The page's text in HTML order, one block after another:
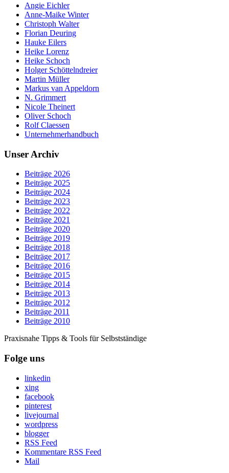
Angie Eichler
Anne-Maike Winter
Christoph Walter
Florian Deuring
Hauke Eilers
Heike Lorenz
Heike Schoch
Holger Schöttelndreier
Martin Müller
Markus van Appeldorn
N. Grimmert
Nicole Theinert
Oliver Schoch
Rolf Claessen
Unternehmerhandbuch
Unser Archiv
Beiträge 2026
Beiträge 2025
Beiträge 2024
Beiträge 2023
Beiträge 2022
Beiträge 2021
Beiträge 2020
Beiträge 2019
Beiträge 2018
Beiträge 2017
Beiträge 2016
Beiträge 2015
Beiträge 2014
Beiträge 2013
Beiträge 2012
Beiträge 2011
Beiträge 2010
Praxisnahe Tipps & Tools für Selbstständige
Folge uns
linkedin
xing
facebook
pinterest
livejournal
wordpress
blogger
RSS Feed
Kommentare RSS Feed
Mail